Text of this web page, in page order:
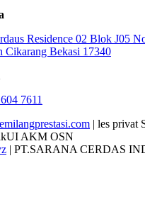
Residence 02 Blok J05
Cikarang Bekasi 17340
7611
| les privat
AKM OSN
| PT.SARANA CERDAS